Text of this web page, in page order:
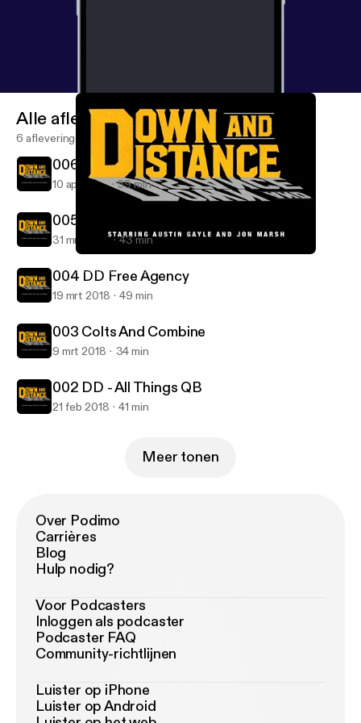
Down and Distance: with Austin Gayle and Jon Marsh
Alle afleveringen
6 afleveringen
006 Broncos And Draft Talk
10 apr 2018 59 min
005 DD Free Agency and AFC East
31 mrt 2018 43 min
004 DD Free Agency
19 mrt 2018 49 min
003 Colts And Combine
9 mrt 2018 34 min
002 DD - All Things QB
21 feb 2018 41 min
Meer tonen
Over Podimo
Carrières
Blog
Hulp nodig?
Voor Podcasters
Inloggen als podcaster
Podcaster FAQ
Community-richtlijnen
Luister op iPhone
Luister op Android